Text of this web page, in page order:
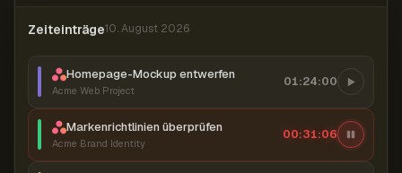
Zeiteinträge10. August 2026
Homepage-Mockup entwerfen
Acme Web Project
01:24:00
Markenrichtlinien überprüfen
Acme Brand Identity
00:31:07